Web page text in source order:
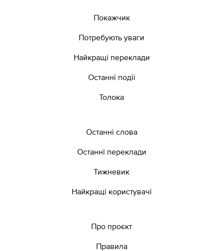
Покажчик
Потребують уваги
Найкращі переклади
Останні події
Толока
Останні слова
Останні переклади
Тижневик
Найкращі користувачі
Про проєкт
Правила